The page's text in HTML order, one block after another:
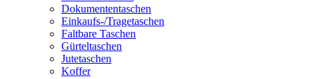
Dokumententaschen
Einkaufs-/Tragetaschen
Faltbare Taschen
Gürteltaschen
Jutetaschen
Koffer